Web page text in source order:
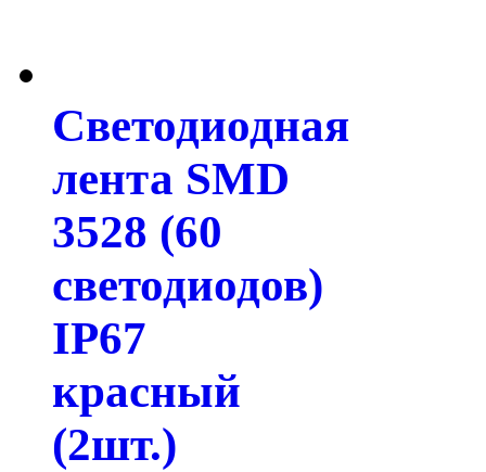
Светодиодная
лента SMD
3528 (60
светодиодов)
IP67
красный
(2шт.)